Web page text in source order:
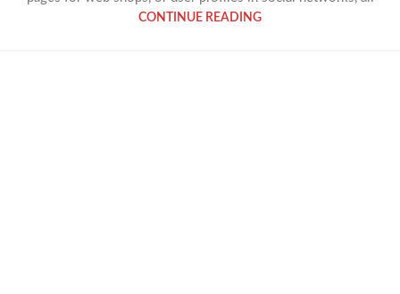
CONTINUE READING